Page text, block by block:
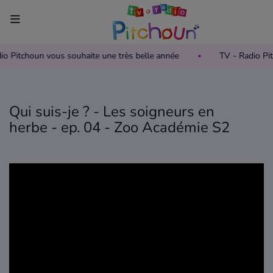
Pitchoun vous souhaite une très belle année TV - Radio
Accueil
Grille des programmes TV
Qui suis-je ? - Les soigneurs en
herbe - ep. 04 - Zoo Académie S2